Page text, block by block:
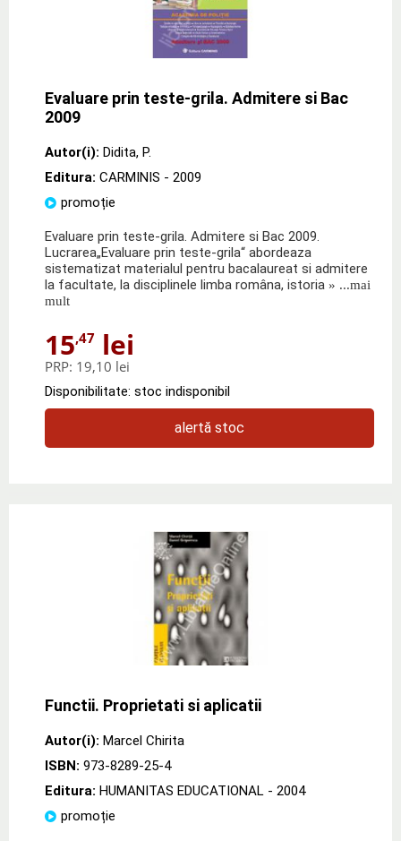
Evaluare prin teste-grila. Admitere si Bac
2009
Autor(i): Didita, P.
Editura: CARMINIS - 2009
promoție
Evaluare prin teste-grila. Admitere si Bac 2009.
Lucrarea„Evaluare prin teste-grila“ abordeaza
sistematizat materialul pentru bacalaureat si admitere
la facultate, la disciplinele limba româna, istoria » ...mai
mult
15,47 lei
PRP: 19,10 lei
Disponibilitate: stoc indisponibil
alertă stoc
Functii. Proprietati si aplicatii
Autor(i): Marcel Chirita
ISBN: 973-8289-25-4
Editura: HUMANITAS EDUCATIONAL - 2004
promoție